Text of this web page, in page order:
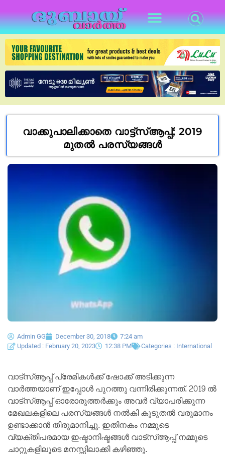
വാക്കുപാലിക്കാതെ വാട്ട്സ്ആപ്പ്; 2019
മുതൽ പരസ്യങ്ങൾ
Admin GG December 30, 2018
7:24 am
Updated : February 20, 2023
12:38 PM Categories : International
വാട്സ്ആപ്പ് പ്രേമികൾക്ക് ഷോക്ക് അടിക്കുന്ന
വാർത്തയാണ് ഇപ്പോൾ പുറത്തു വന്നിരിക്കുന്നത്. 2019 ൽ
വാട്സ്ആപ്പ് ഓരോരുത്തർക്കും അവർ വ്യാപരിക്കുന്ന
മേഖലകളിലെ പരസ്യങ്ങൾ നൽകി കൂടുതൽ വരുമാനം
ഉണ്ടാക്കാൻ തീരുമാനിച്ചു. ഇതിനകം നമ്മുടെ
വ്യക്തിപരമായ ഇഷ്ടാനിഷ്ടങ്ങൾ വാട്സ്ആപ്പ് നമ്മുടെ
ചാറ്റുകളിലൂടെ മനസ്സിലാക്കി കഴിഞ്ഞു.